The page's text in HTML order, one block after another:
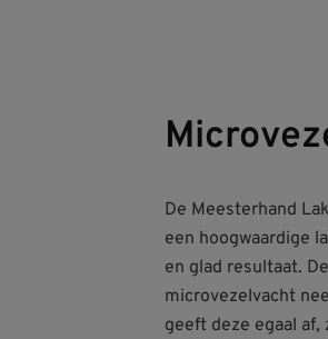
De Meesterhand
een hoogwaardige
en glad resultaat.
microvezelvacht
geeft deze egaal
strak afwerken van
deuren, kozijnen